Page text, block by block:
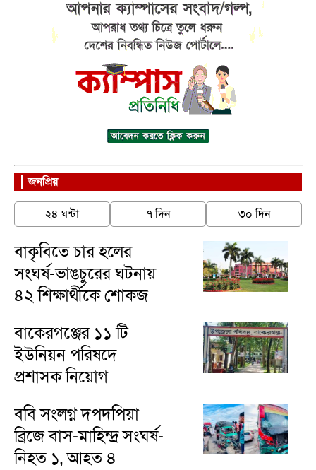
জনপ্রিয়
২৪ ঘন্টা ৭ দিন ৩০ দিন
বাকৃবিতে চার হলের
সংঘর্ষ-ভাঙচুরের ঘটনায়
৪২ শিক্ষার্থীকে শোকজ
বাকেরগঞ্জের ১১ টি
ইউনিয়ন পরিষদে
প্রশাসক নিয়োগ
ববি সংলগ্ন দপদপিয়া
ব্রিজে বাস-মাহিন্দ্র সংঘর্ষ-
নিহত ১, আহত ৪